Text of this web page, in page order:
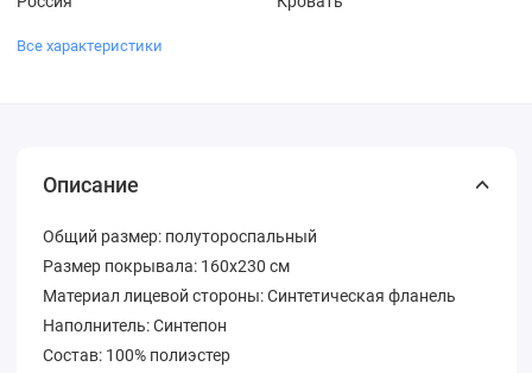
Все характеристики
Описание
Общий размер: полутороспальный
Размер покрывала: 160х230 см
Материал лицевой стороны: Синтетическая фланель
Наполнитель: Синтепон
Состав: 100% полиэстер